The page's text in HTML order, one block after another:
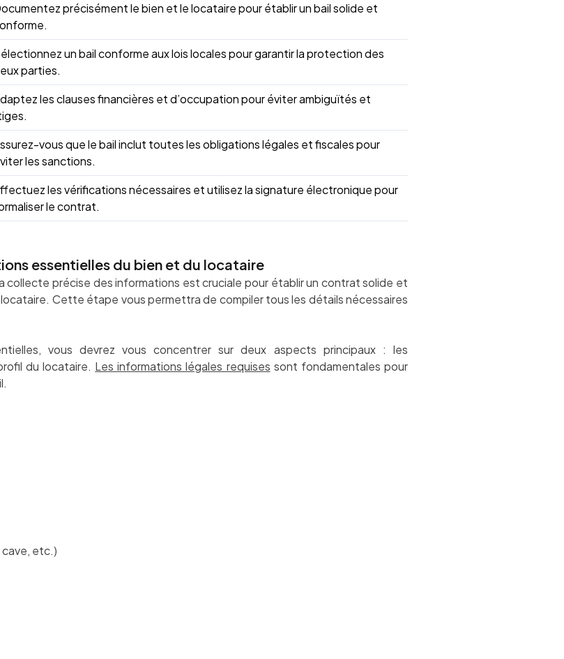
précisément le bien et le locataire pour établir un bail solide et
un bail conforme aux lois locales pour garantir la protection des
parties.
les clauses financières et d’occupation pour éviter ambiguïtés et
vous que le bail inclut toutes les obligations légales et fiscales pour
les sanctions.
les vérifications nécessaires et utilisez la signature électronique pour
le contrat.
essentielles du bien et du locataire
collecte précise des informations est cruciale pour établir un contrat solide et
Cette étape vous permettra de compiler tous les détails nécessaires
vous devrez vous concentrer sur deux aspects principaux : les
du locataire. Les informations légales requises sont fondamentales pour
etc.)